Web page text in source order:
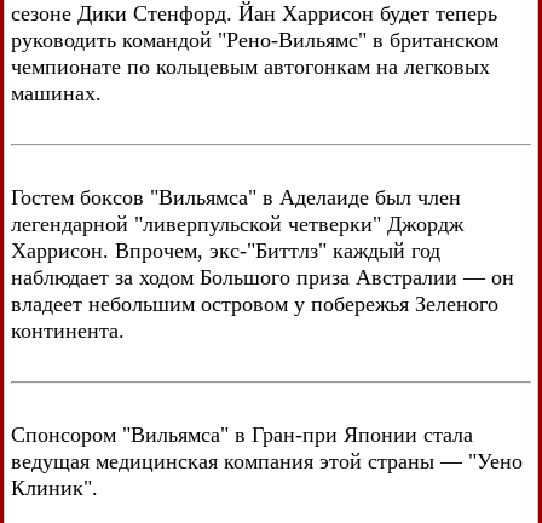
сезоне Дики Стенфорд. Йан Харрисон будет теперь
руководить командой "Рено-Вильямс" в британском
чемпионате по кольцевым автогонкам на легковых
машинах.
Гостем боксов "Вильямса" в Аделаиде был член
легендарной "ливерпульской четверки" Джордж
Харрисон. Впрочем, экс-"Биттлз" каждый год
наблюдает за ходом Большого приза Австралии — он
владеет небольшим островом у побережья Зеленого
континента.
Спонсором "Вильямса" в Гран-при Японии стала
ведущая медицинская компания этой страны — "Уено
Клиник".